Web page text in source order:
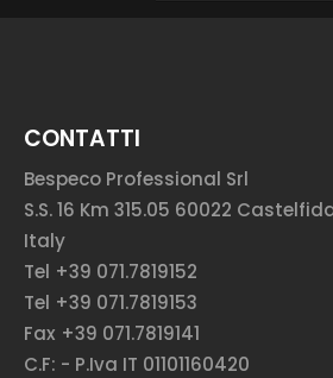
CONTATTI
Bespeco Professional Srl
S.S. 16 Km 315.05 60022
Italy
Tel +39 071.7819152
Tel +39 071.7819153
Fax +39 071.7819141
C.F: - P.Iva IT 01101160420